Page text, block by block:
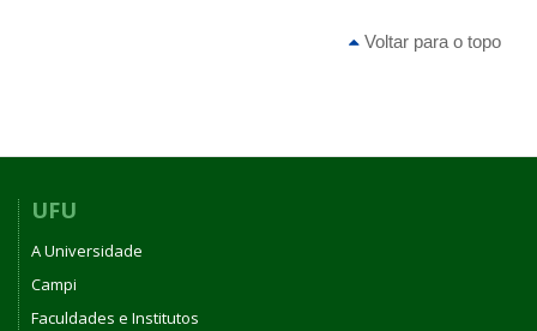
Voltar para o topo
UFU
A Universidade
Campi
Faculdades e Institutos